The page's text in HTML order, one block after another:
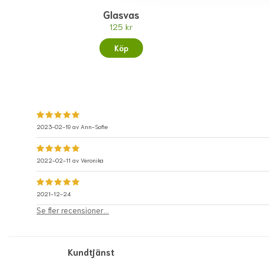
Glasvas
125 kr
Köp
2023-02-19 av Ann-Sofie
2022-02-11 av Veronika
2021-12-24
Se fler recensioner...
Kundtjänst